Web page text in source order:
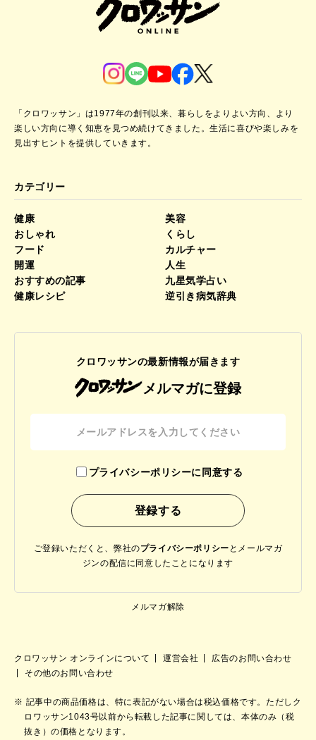
「クロワッサン」は1977年の創刊以来、暮らしをよりよい方向、より
楽しい方向に導く知恵を見つめ続けてきました。生活に喜びや楽しみを
見出すヒントを提供していきます。
カテゴリー
健康
美容
おしゃれ
くらし
フード
カルチャー
開運
人生
おすすめの記事
九星気学占い
健康レシピ
逆引き病気辞典
クロワッサンの最新情報が届きます
メルマガに登録
プライバシーポリシーに同意する
ご登録いただくと、弊社のプライバシーポリシー と メールマガ
ジンの配信に同意したことになります
メルマガ解除
クロワッサン オンラインについて 運営会社
広告のお問い合わせ
その他のお問い合わせ
記事中の商品価格は、特に表記がない場合は税込価格です。ただしク
ロワッサン1043号以前から転載した記事に関しては、本体のみ（税
抜き）の価格となります。